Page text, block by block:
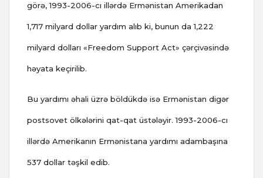
görə, 1993-2006-cı illərdə Ermənistan Amerikadan
1,717 milyard dollar yardım alıb ki, bunun da 1,222
milyard dolları «Freedom Support Act» çərçivəsində
həyata keçirilib.
Bu yardımı əhali üzrə böldükdə isə Ermənistan digər
postsovet ölkələrini qat-qat üstələyir.1993-2006-cı
illərdə Amerikanın Ermənistana yardımı adambaşına
537 dollar təşkil edib.